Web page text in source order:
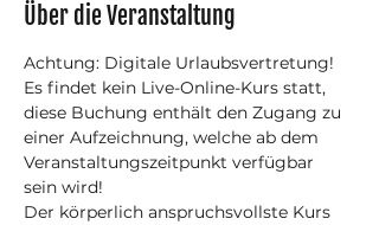
Über die Veranstaltung
Achtung: Digitale Urlaubsvertretung!
Es findet kein Live-Online-Kurs statt,
diese Buchung enthält den Zugang zu
einer Aufzeichnung, welche ab dem
Veranstaltungszeitpunkt verfügbar
sein wird!
Der körperlich anspruchsvollste Kurs